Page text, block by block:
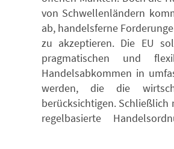
von Schwellenländern
ab, handelsferne
zu akzeptieren. Die EU
pragmatischen und
Handelsabkommen in
werden, die die
berücksichtigen. Schließlich
regelbasierte